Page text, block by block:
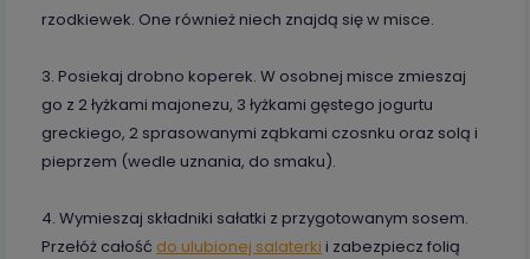
rzodkiewek. One również niech znajdą się w misce.
3. Posiekaj drobno koperek. W osobnej misce zmieszaj
go z 2 łyżkami majonezu, 3 łyżkami gęstego jogurtu
greckiego, 2 sprasowanymi ząbkami czosnku oraz solą i
pieprzem (wedle uznania, do smaku).
4. Wymieszaj składniki sałatki z przygotowanym sosem.
Przełóż całość do ulubionej salaterki i zabezpiecz folią